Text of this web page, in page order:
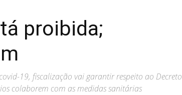
proibida;
19, fiscalização vai garantir respeito ao Decreto
colaborem com as medidas sanitárias